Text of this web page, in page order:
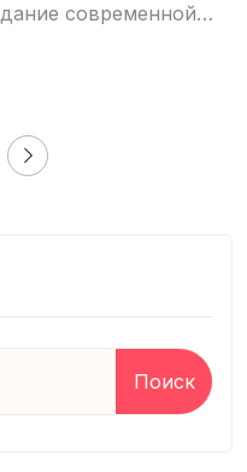
современной…
Поиск